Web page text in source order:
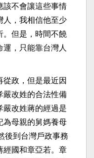
該不會讓這些事情
人，我相信他至少
。但是，時間不饒
運，只能靠台灣人
政，但是最近因
嚴改姓的合法性備
嚴改姓蔣的經過是
為母親的舅媽養母
後到台灣戶政事務
經國和章亞若。章